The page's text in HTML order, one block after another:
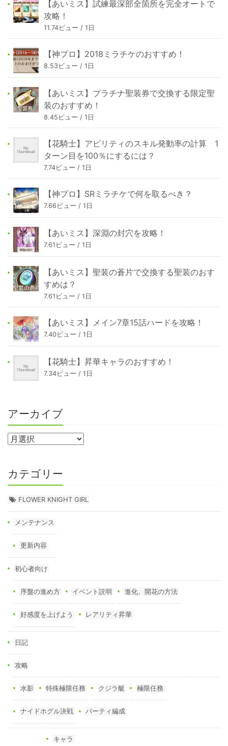
【あいミス】試練最深部全箇所を完全オートで
攻略！
11.74ビュー / 1日
【神プロ】2018ミラチケのおすすめ！
8.53ビュー / 1日
【あいミス】プラチナ聖装券で交換する限定聖
装のおすすめ！
8.45ビュー / 1日
【花騎士】アビリティのスキル発動率の計算 1
ターン目を100％にするには？
7.74ビュー / 1日
【神プロ】SRミラチケで何を取るべき？
7.66ビュー / 1日
【あいミス】深淵の封穴を攻略！
7.61ビュー / 1日
【あいミス】聖装の蒼片で交換する聖装のおす
すめは？
7.61ビュー / 1日
【あいミス】メイン7章15話ハードを攻略！
7.40ビュー / 1日
【花騎士】昇華キャラのおすすめ！
7.34ビュー / 1日
アーカイブ
カテゴリー
FLOWER KNIGHT GIRL
メンテナンス
更新内容
初心者向け
序盤の進め方 イベント説明 進化、開花の方法
好感度を上げよう レアリティ昇華
日記
攻略
水影 特殊極限任務 クジラ艇 極限任務
ナイドホグル決戦 パーティ編成
キャラ